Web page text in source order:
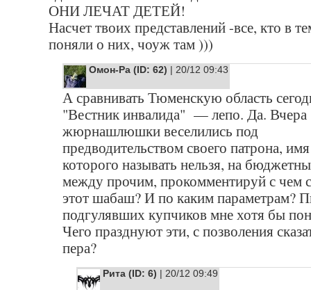
ОНИ ЛЕЧАТ ДЕТЕЙ!
Насчет твоих представлений -все, кто в
поняли о них, чоуж там )))
Омон-Ра (ID: 62) | 20/12 09:43
А сравнивать Тюменскую область
"Вестник инвалида" — лепо. Да. Вчера
жюрнашлюшки веселились под
предводительством своего патрона, имя
которого называть нельзя, на
между прочим, прокомментируй с чем
этот шабаш? И по каким параметрам?
подгулявших купчиков мне хотя бы
Чего празднуют эти, с позволения
пера?
Рита (ID: 6) | 20/12 09:49